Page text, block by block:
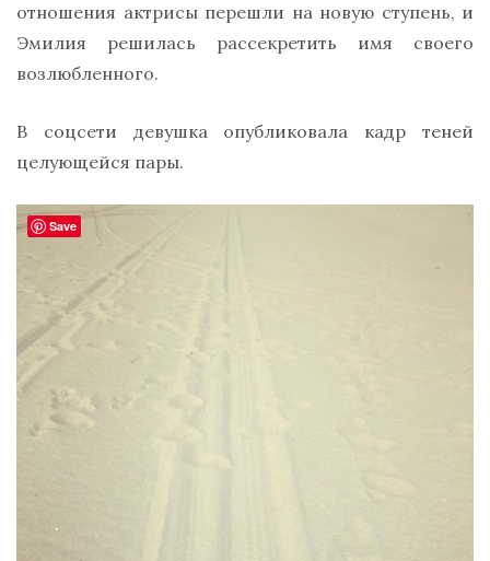
отношения актрисы перешли на новую ступень, и
Эмилия решилась рассекретить имя своего
возлюбленного.
В соцсети девушка опубликовала кадр теней
целующейся пары.
Save